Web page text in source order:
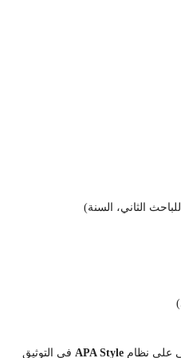
الثاني، السنة)
على نظام APA Style في التوثيق